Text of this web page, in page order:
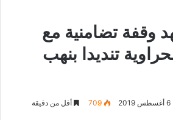
وقفة تضامنية مع
تنديدا بنهب
6 أغسطس 2019 709 أقل من دقيقة